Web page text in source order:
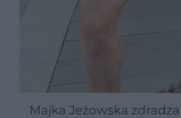
Majka Jeżowska